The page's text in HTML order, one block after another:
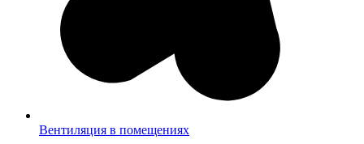
Вентиляция в помещениях